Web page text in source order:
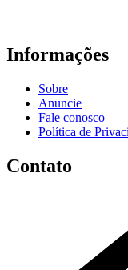
Informações
Sobre
Anuncie
Fale conosco
Política de
Contato